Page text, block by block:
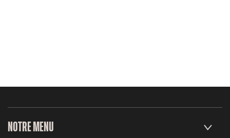
NOTRE MENU